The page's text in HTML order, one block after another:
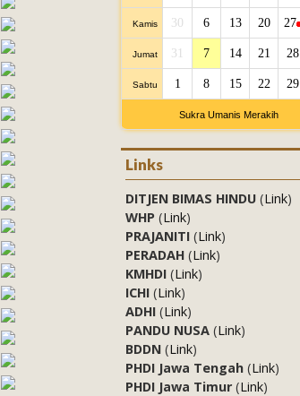
Kamis 30 6 13 20 27
Jumat 31 7 14 21 28
Sabtu 1 8 15 22 29
Sukra Umanis Merakih
Links
DITJEN BIMAS HINDU (Link)
WHP (Link)
PRAJANITI (Link)
PERADAH (Link)
KMHDI (Link)
ICHI (Link)
ADHI (Link)
PANDU NUSA (Link)
BDDN (Link)
PHDI Jawa Tengah (Link)
PHDI Jawa Timur (Link)